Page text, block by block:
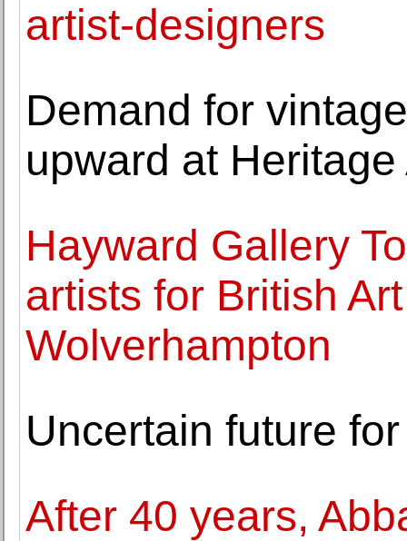
artist-designers
Demand for
upward at
Hayward Gallery
artists for British
Wolverhampton
Uncertain future
After 40 years,